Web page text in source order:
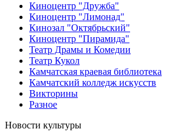
Киноцентр "Дружба"
Киноцентр "Лимонад"
Кинозал "Октябрьский"
Киноцентр "Пирамида"
Театр Драмы и Комедии
Театр Кукол
Камчатская краевая библиотека
Камчатский колледж искусств
Викторины
Разное
Новости культуры